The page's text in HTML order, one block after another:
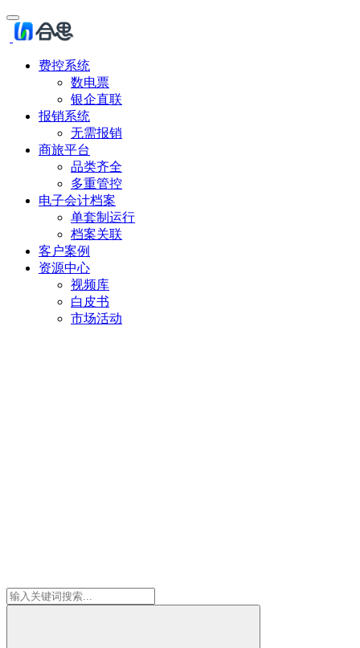
费控系统
数电票
银企直联
报销系统
无需报销
商旅平台
品类齐全
多重管控
电子会计档案
单套制运行
档案关联
客户案例
资源中心
视频库
白皮书
市场活动